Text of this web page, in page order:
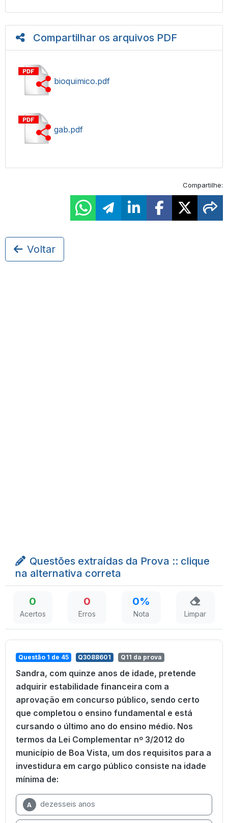
Compartilhar os arquivos PDF
bioquimico.pdf
gab.pdf
Compartilhe:
Voltar
Questões extraídas da Prova :: clique
na alternativa correta
0
Acertos
0
Erros
0%
Nota Limpar
Questão 1 de 45 Q3088601 Q11 da prova
Sandra, com quinze anos de idade, pretende
adquirir estabilidade financeira com a
aprovação em concurso público, sendo certo
que completou o ensino fundamental e está
cursando o último ano do ensino médio. Nos
termos da Lei Complementar nº 3/2012 do
município de Boa Vista, um dos requisitos para a
investidura em cargo público consiste na idade
mínima de:
A dezesseis anos